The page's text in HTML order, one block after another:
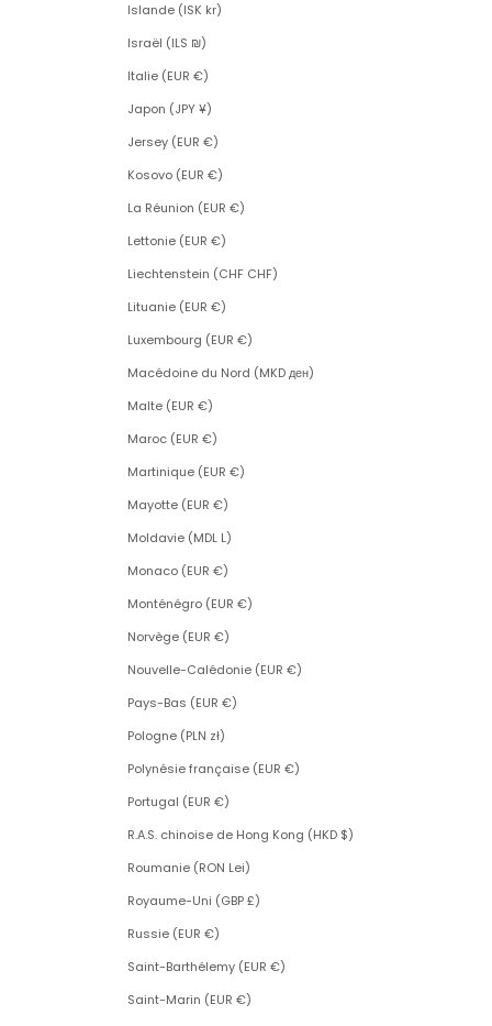
Islande (ISK kr)
Israël (ILS ₪)
Italie (EUR €)
Japon (JPY ¥)
Jersey (EUR €)
Kosovo (EUR €)
La Réunion (EUR €)
Lettonie (EUR €)
Liechtenstein (CHF CHF)
Lituanie (EUR €)
Luxembourg (EUR €)
Macédoine du Nord (MKD ден)
Malte (EUR €)
Maroc (EUR €)
Martinique (EUR €)
Mayotte (EUR €)
Moldavie (MDL L)
Monaco (EUR €)
Monténégro (EUR €)
Norvège (EUR €)
Nouvelle-Calédonie (EUR €)
Pays-Bas (EUR €)
Pologne (PLN zł)
Polynésie française (EUR €)
Portugal (EUR €)
R.A.S. chinoise de Hong Kong (HKD $)
Roumanie (RON Lei)
Royaume-Uni (GBP £)
Russie (EUR €)
Saint-Barthélemy (EUR €)
Saint-Marin (EUR €)